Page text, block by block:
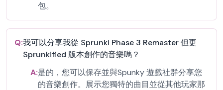
包。
Q:我可以分享我從 Sprunki Phase 3 Remaster 但更
Sprunkified 版本創作的音樂嗎？
A:是的，您可以保存並與Spunky 遊戲社群分享您
的音樂創作。展示您獨特的曲目並從其他玩家那